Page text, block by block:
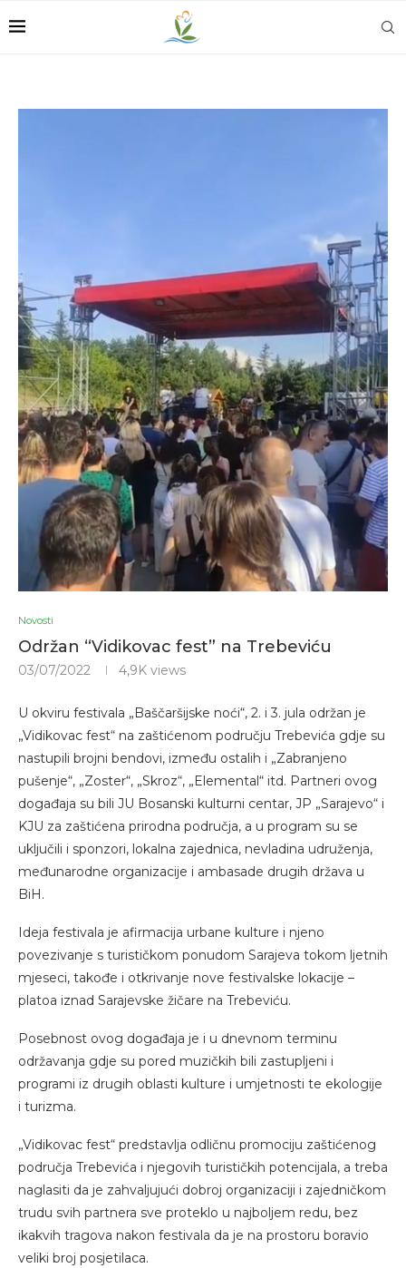
Novosti
Održan “Vidikovac fest” na Trebeviću
03/07/2022 4,9K views
U okviru festivala „Baščaršijske noći“, 2. i 3. jula održan je
„Vidikovac fest“ na zaštićenom području Trebevića gdje su
nastupili brojni bendovi, između ostalih i „Zabranjeno
pušenje“, „Zoster“, „Skroz“, „Elemental“ itd. Partneri ovog
događaja su bili JU Bosanski kulturni centar, JP „Sarajevo“ i
KJU za zaštićena prirodna područja, a u program su se
uključili i sponzori, lokalna zajednica, nevladina udruženja,
međunarodne organizacije i ambasade drugih država u
BiH.
Ideja festivala je afirmacija urbane kulture i njeno
povezivanje s turističkom ponudom Sarajeva tokom ljetnih
mjeseci, takođe i otkrivanje nove festivalske lokacije –
platoa iznad Sarajevske žičare na Trebeviću.
Posebnost ovog događaja je i u dnevnom terminu
održavanja gdje su pored muzičkih bili zastupljeni i
programi iz drugih oblasti kulture i umjetnosti te ekologije
i turizma.
„Vidikovac fest“ predstavlja odličnu promociju zaštićenog
područja Trebevića i njegovih turističkih potencijala, a treba
naglasiti da je zahvaljujući dobroj organizaciji i zajedničkom
trudu svih partnera sve proteklo u najboljem redu, bez
ikakvih tragova nakon festivala da je na prostoru boravio
veliki broj posjetilaca.